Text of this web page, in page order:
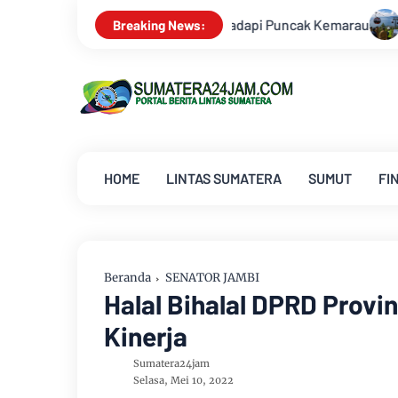
Breaking News:
Puncak Kemarau Survei Lapangan Dilakukan, Proyek
HOME LINTAS SUMATERA SUMUT
Beranda SENATOR JAMBI
Halal Bihalal DPRD
Kinerja
Sumatera24jam
Selasa, Mei 10, 2022